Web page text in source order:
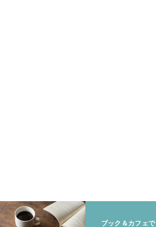
ブック＆カフェで